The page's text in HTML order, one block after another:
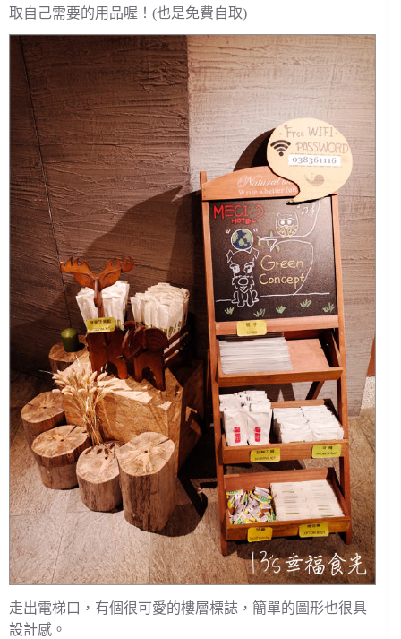
取自己需要的用品喔！(也是免費自取)
走出電梯口，有個很可愛的樓層標誌，簡單的圖形也很具
設計感。